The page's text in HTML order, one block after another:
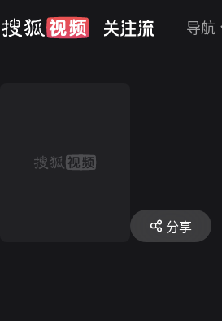
导航
分享